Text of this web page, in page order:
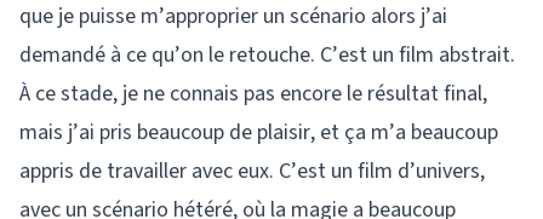
que je puisse m’approprier un scénario alors j’ai
demandé à ce qu’on le retouche. C’est un film abstrait.
À ce stade, je ne connais pas encore le résultat final,
mais j’ai pris beaucoup de plaisir, et ça m’a beaucoup
appris de travailler avec eux. C’est un film d’univers,
avec un scénario hétéré, où la magie a beaucoup